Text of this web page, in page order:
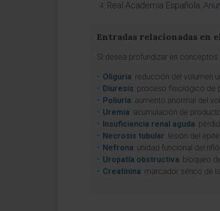
Real Academia Española.
Entradas relacionadas en
Si desea profundizar en
Oliguria: reducción del volumen
Diuresis: proceso fisiológico de
Poliuria: aumento anormal del
Uremia: acumulación de
Insuficiencia renal aguda:
Necrosis tubular: lesión del
Nefrona: unidad funcional del
Uropatía obstructiva: bloqueo
Creatinina: marcador sérico de